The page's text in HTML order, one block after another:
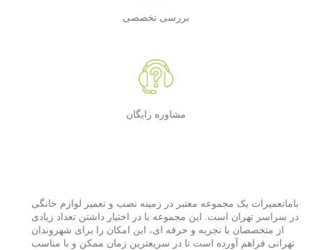
بررسی تخصصی
مشاوره رایگان
باماتعمیرات یک مجموعه معتبر در زمینه نصب و تعمیر لوازم خانگی
در سراسر تهران است. این مجموعه با در اختیار داشتن تعداد زیادی
از متخصصان با تجربه و حرفه ای، این امکان را برای شهروندان
تهرانی فراهم آورده است تا در سریعترین زمان ممکن و با مناسب